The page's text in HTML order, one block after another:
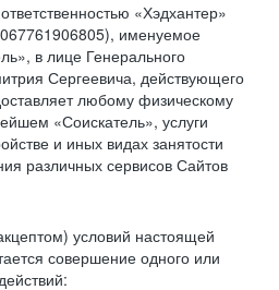
«Хэдхантер»
именуемое
в лице Генерального
Сергеевича, действующего
любому физическому
«Соискатель», услуги
и иных видах занятости
различных сервисов Сайтов
условий настоящей
совершение одного или